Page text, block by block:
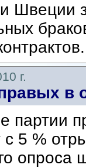
г.
в
5 %
опроса